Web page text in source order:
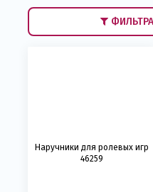
Наручники для ролевых игр
46259